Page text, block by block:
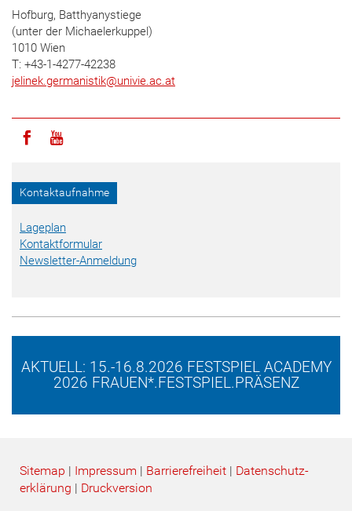
Hofburg, Batthyanystiege
(unter der Michaelerkuppel)
1010 Wien
T: +43-1-4277-42238
jelinek.germanistik@univie.ac.at
Icon facebook
Icon youtube
Kontaktaufnahme
Lageplan
Kontaktformular
Newsletter-Anmeldung
AKTUELL: 15.-16.8.2026 FESTSPIEL ACADEMY
2026 FRAUEN*.FESTSPIEL.PRÄSENZ
Sitemap | Impressum | Barrierefreiheit | Datenschutz­
erklärung | Druckversion